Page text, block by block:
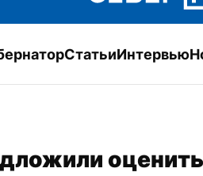
СтатьиИнтервью